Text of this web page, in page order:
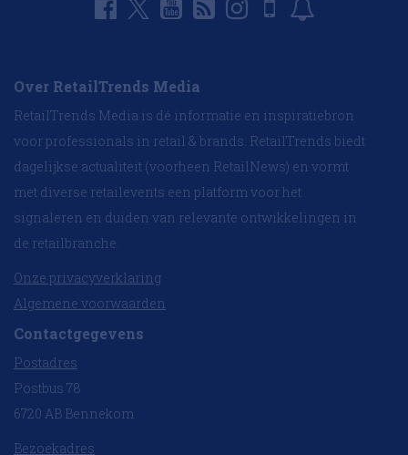
Over RetailTrends Media
RetailTrends Media is dé informatie en inspiratiebron
voor professionals in retail & brands. RetailTrends biedt
dagelijkse actualiteit (voorheen RetailNews) en vormt
met diverse retailevents een platform voor het
signaleren en duiden van relevante ontwikkelingen in
de retailbranche.
Onze privacyverklaring
Algemene voorwaarden
Contactgegevens
Postadres
Postbus 78
6720 AB Bennekom
Bezoekadres